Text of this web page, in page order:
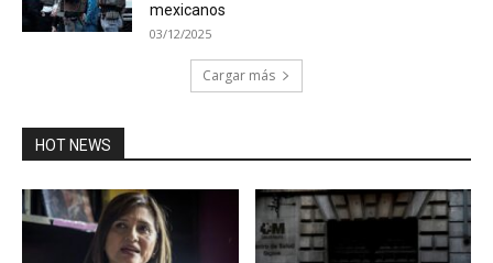
mexicanos
03/12/2025
Cargar más
HOT NEWS